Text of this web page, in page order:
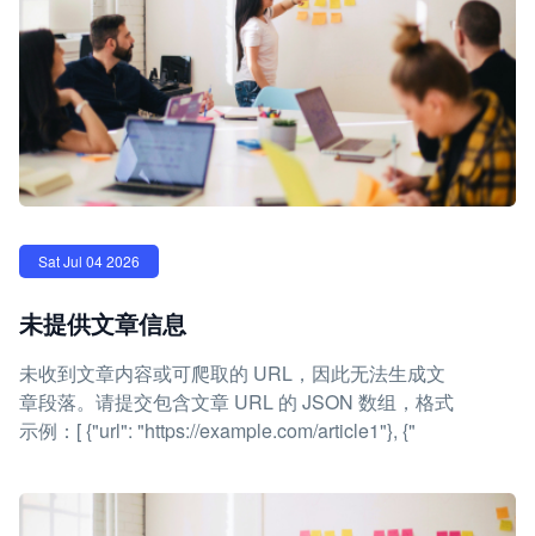
Sat Jul 04 2026
未提供文章信息
未收到文章内容或可爬取的 URL，因此无法生成文
章段落。请提交包含文章 URL 的 JSON 数组，格式
示例：[ {"url": "https://example.com/article1"}, {"